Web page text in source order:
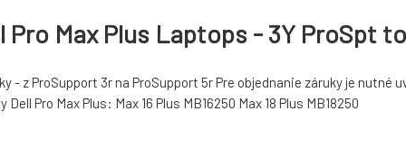
Pro Max Plus Laptops - 3Y ProSpt
- z ProSupport 3r na ProSupport 5r Pre objednanie záruky je
Pro Max Plus: Max 16 Plus MB16250 Max 18 Plus MB18250